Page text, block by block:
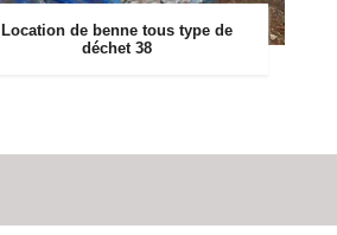
Location de benne tous type de
déchet 38